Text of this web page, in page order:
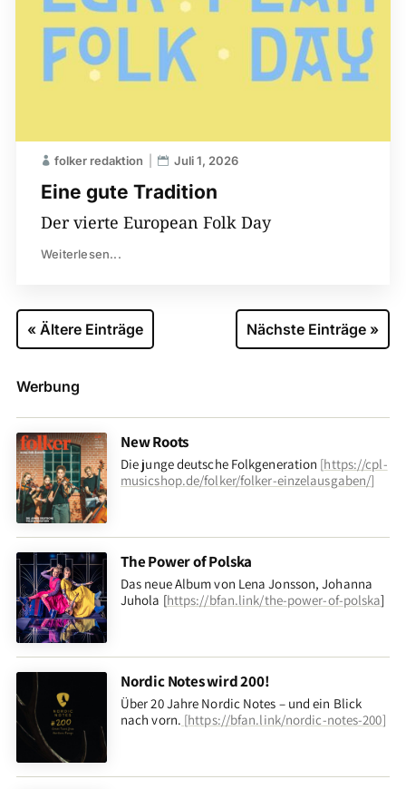
Eine gute Tradition
folker redaktion Juli 1, 2026
Der vierte European Folk Day
Weiterlesen...
« Ältere Einträge Nächste Einträge »
Werbung
New Roots
Die junge deutsche Folkgeneration [https://cpl-
musicshop.de/folker/folker-einzelausgaben/]
The Power of Polska
Das neue Album von Lena Jonsson, Johanna
Juhola [https://bfan.link/the-power-of-polska]
Nordic Notes wird 200!
Über 20 Jahre Nordic Notes – und ein Blick
nach vorn. [https://bfan.link/nordic-notes-200]